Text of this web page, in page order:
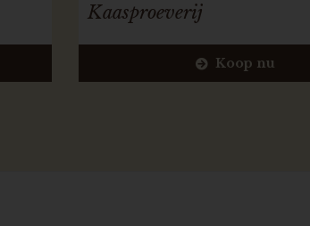
Kaasproeverij
Koop nu